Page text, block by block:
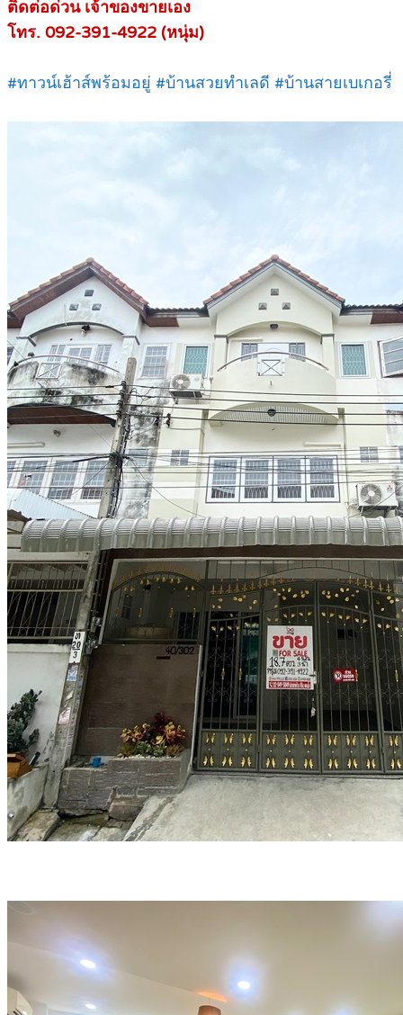
ติดต่อด่วน เจ้าของขายเอง
โทร. 092-391-4922 (หนุ่ม)
#ทาวน์เฮ้าส์พร้อมอยู่ #บ้านสวยทำเลดี #บ้านสายเบเกอรี่